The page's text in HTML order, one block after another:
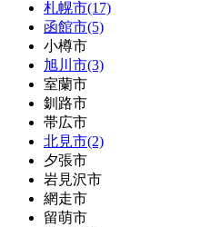
札幌市(17)
函館市(5)
小樽市
旭川市(3)
室蘭市
釧路市
帯広市
北見市(2)
夕張市
岩見沢市
網走市
留萌市